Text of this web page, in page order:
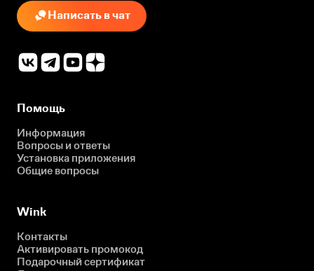
Написать в чат
Помощь
Информация
Вопросы и ответы
Установка приложения
Общие вопросы
Wink
Контакты
Активировать промокод
Подарочный сертификат